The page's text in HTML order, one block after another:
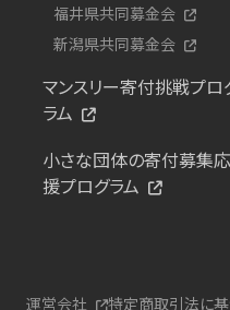
福井県共同募金会
新潟県共同募金会
マンスリー寄付挑戦プロ
ラム
小さな団体の寄付募集応
援プログラム
運営会社 特定商取引法に